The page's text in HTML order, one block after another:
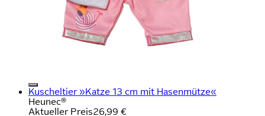
Kuscheltier »Katze 13 cm mit Hasenmütze«
Heunec®
Aktueller Preis26,99 €